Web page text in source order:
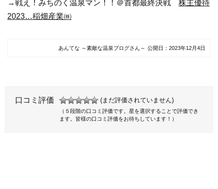
→戦え！みちのく温泉マン！！＠首都最終決戦 株主優待
2023…稲畑産業㈱
あんてな ～素敵な温泉ブログさん～ 公開日： 2023年12月4日
口コミ評価 (まだ評価されていません)
（５段階の口コミ評価です。星を選択することで評価でき
ます。皆様の口コミ評価をお待ちしています！）